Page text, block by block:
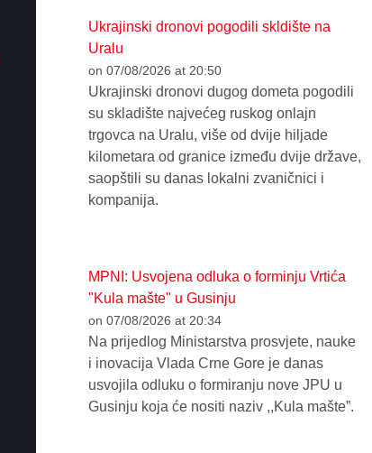
Ukrajinski dronovi pogodili skldište na
Uralu
on 07/08/2026 at 20:50
Ukrajinski dronovi dugog dometa pogodili
su skladište najvećeg ruskog onlajn
trgovca na Uralu, više od dvije hiljade
kilometara od granice između dvije države,
saopštili su danas lokalni zvaničnici i
kompanija.
MPNI: Usvojena odluka o forminju Vrtića
"Kula mašte" u Gusinju
on 07/08/2026 at 20:34
Na prijedlog Ministarstva prosvjete, nauke
i inovacija Vlada Crne Gore je danas
usvojila odluku o formiranju nove JPU u
Gusinju koja će nositi naziv ,,Kula mašte”.